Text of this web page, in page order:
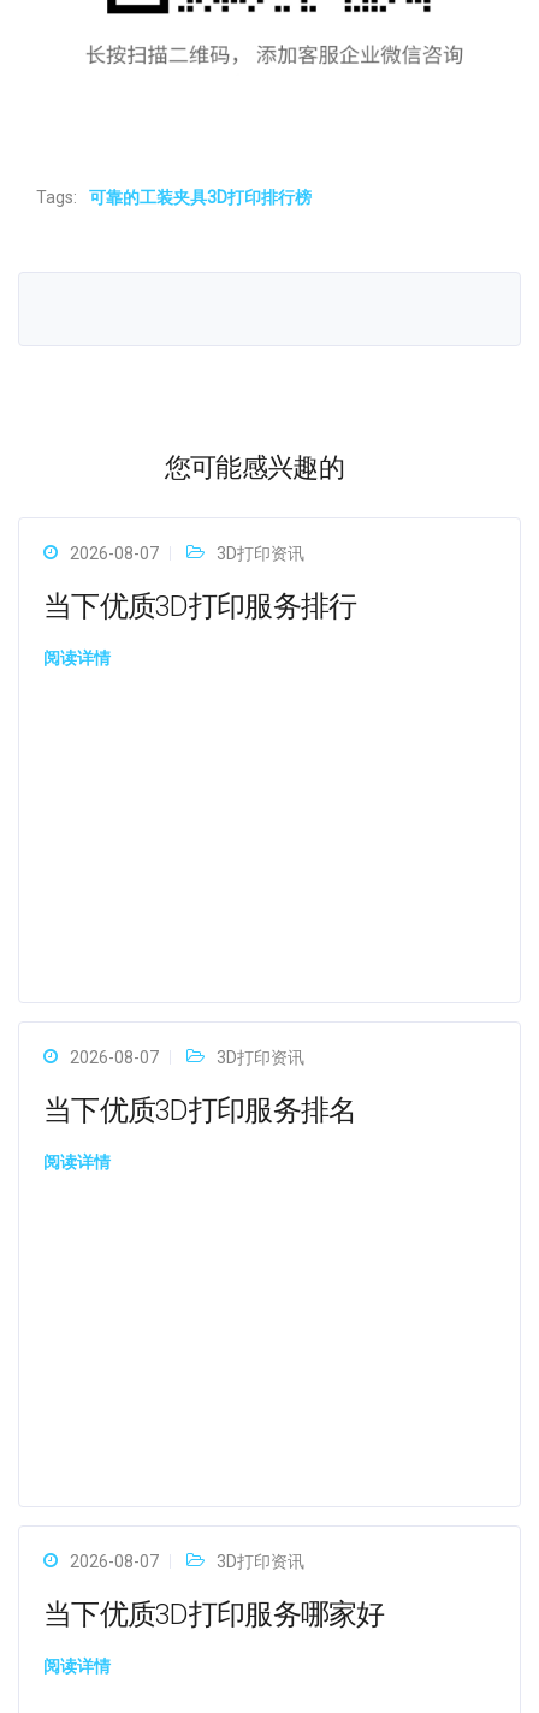
Tags: 可靠的工装夹具3D打印排行榜
您可能感兴趣的
2026-08-07 3D打印资讯
当下优质3D打印服务排行
阅读详情
2026-08-07 3D打印资讯
当下优质3D打印服务排名
阅读详情
2026-08-07 3D打印资讯
当下优质3D打印服务哪家好
阅读详情